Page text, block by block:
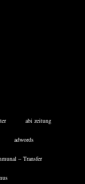
abi zeitung
adwords
– Transfer